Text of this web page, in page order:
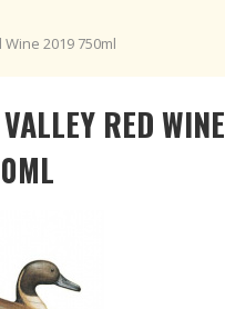
2019 750ml
RED WINE